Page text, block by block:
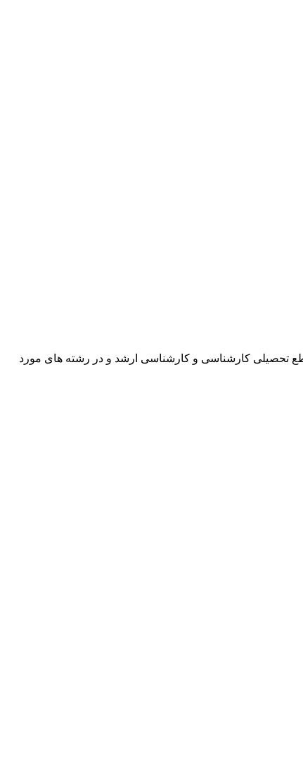
تحصیلی کارشناسی و کارشناسی ارشد و در رشته های مورد